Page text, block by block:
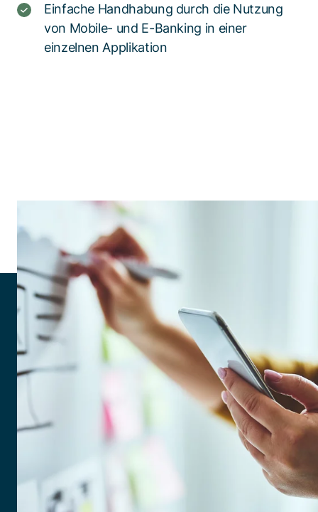
Einfache Handhabung durch die Nutzung
von Mobile- und E-Banking in einer
einzelnen Applikation